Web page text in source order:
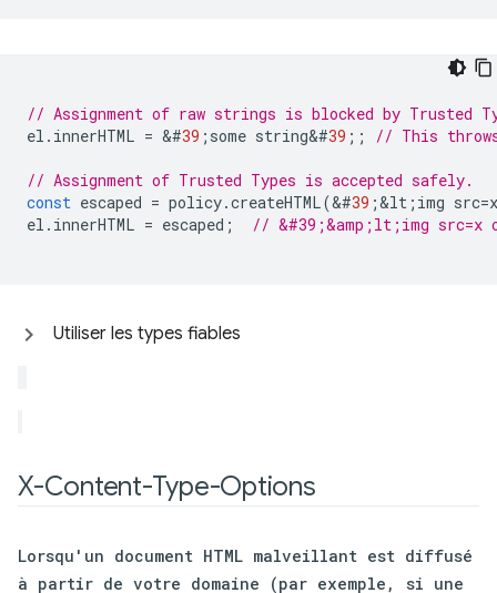
// Assignment of raw strings is blocked by Trusted
el . innerHTML = &#39 ; some string&#39 ;; // This
// Assignment of Trusted Types is accepted safely.
const escaped = policy.createHTML(&#39 ;&lt ; img src=x
el . innerHTML = escaped ; // &#39;&amp;lt;img src=x
Utiliser les types fiables
X-Content-Type-Options
Lorsqu'un document HTML malveillant est diffusé
à partir de votre domaine (par exemple, si une